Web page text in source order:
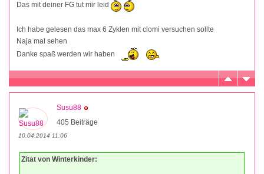
Das mit deiner FG tut mir leid
Ich habe gelesen das max 6 Zyklen mit clomi versuchen sollte
Naja mal sehen
Danke spaß werden wir haben
Susu88
405 Beiträge
10.04.2014 11:06
Zitat von Winterkinder: